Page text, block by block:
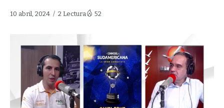
10 abril, 2024 2 Lectura 52